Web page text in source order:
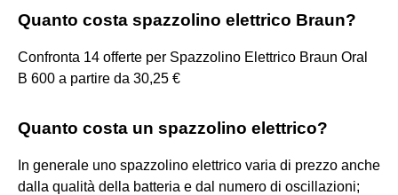
Quanto costa spazzolino elettrico Braun?
Confronta 14 offerte per Spazzolino Elettrico Braun Oral
B 600 a partire da 30,25 €
Quanto costa un spazzolino elettrico?
In generale uno spazzolino elettrico varia di prezzo anche
dalla qualità della batteria e dal numero di oscillazioni;